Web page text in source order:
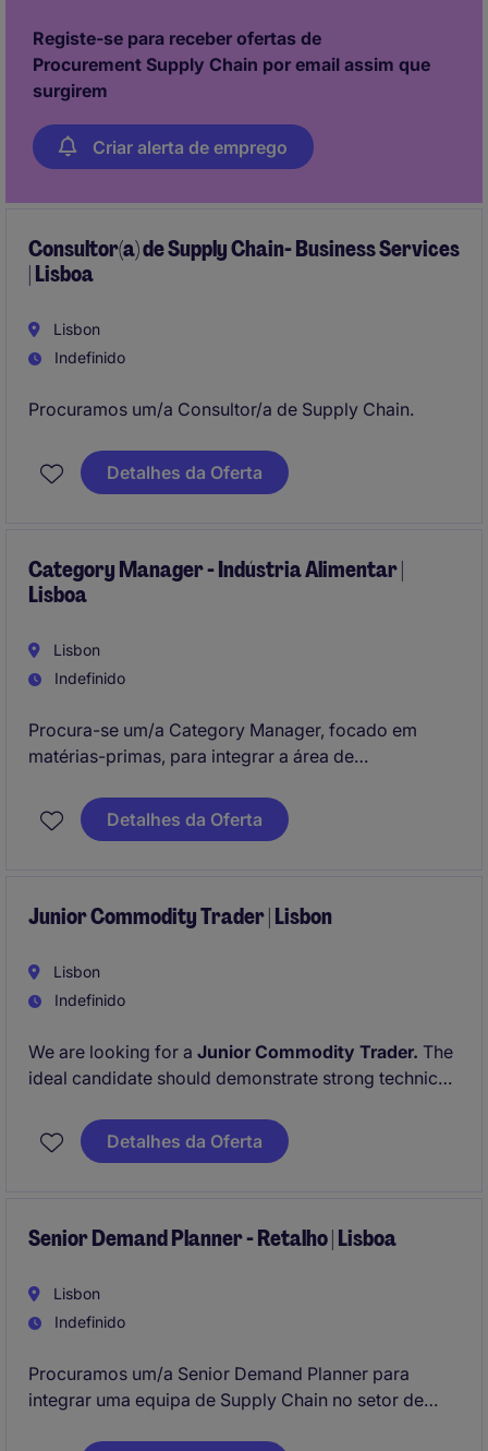
Registe-se para receber ofertas de
Procurement Supply Chain por email assim que
surgirem
Criar alerta de emprego
Consultor(a) de Supply Chain- Business Services
| Lisboa
Lisbon
Indefinido
Procuramos um/a Consultor/a de Supply Chain.
Detalhes da Oferta
Category Manager - Indústria Alimentar |
Lisboa
Lisbon
Indefinido
Procura-se um/a Category Manager, focado em
matérias-primas, para integrar a área de
alimentar, com sede em Lisboa. Este profissional
será responsável pelo sourcing e negociação de
Detalhes da Oferta
Junior Commodity Trader | Lisbon
Lisbon
Indefinido
We are looking for a Junior Commodity Trader. The
ideal candidate should demonstrate strong technical,
manage commodity trading operations.
Detalhes da Oferta
Senior Demand Planner - Retalho | Lisboa
Lisbon
Indefinido
Procuramos um/a Senior Demand Planner para
integrar uma equipa de Supply Chain no setor de